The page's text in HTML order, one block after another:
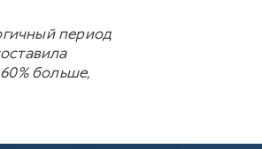
период
больше,